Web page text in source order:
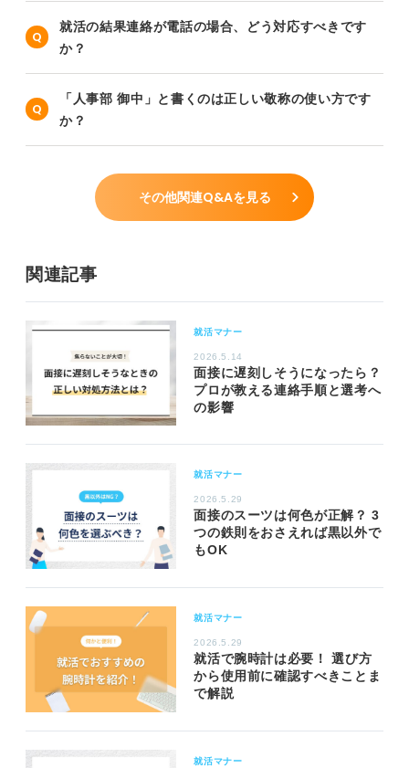
就活の結果連絡が電話の場合、どう対応すべきです
か？
「人事部 御中」と書くのは正しい敬称の使い方です
か？
その他関連Q&Aを見る
関連記事
就活マナー
2026.5.14
面接に遅刻しそうになったら？
プロが教える連絡手順と選考へ
の影響
就活マナー
2026.5.29
面接のスーツは何色が正解？ 3
つの鉄則をおさえれば黒以外で
もOK
就活マナー
2026.5.29
就活で腕時計は必要！ 選び方
から使用前に確認すべきことま
で解説
就活マナー